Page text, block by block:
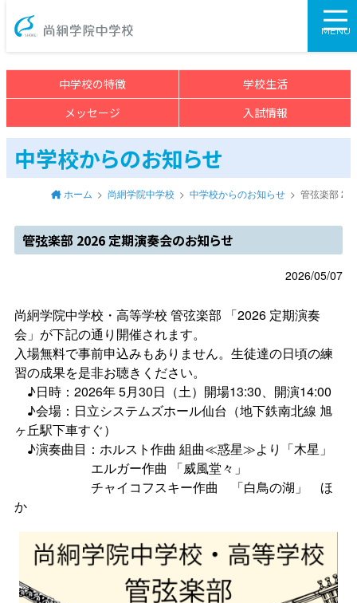
MENU
中学校の特徴
学校生活
メッセージ
入試情報
中学校からのお知らせ
ホーム 尚絅学院中学校 中学校からのお知らせ 管弦楽部
管弦楽部 2026 定期演奏会のお知らせ
2026/05/07
尚絅学院中学校・高等学校 管弦楽部 「2026 定期演奏
会」が下記の通り開催されます。
入場無料で事前申込みもありません。生徒達の日頃の練
習の成果を是非お聴きください。
♪日時：2026年 5月30日（土）開場13:30、開演14:00
♪会場：日立システムズホール仙台（地下鉄南北線 旭
ヶ丘駅下車すぐ）
♪演奏曲目：ホルスト作曲 組曲≪惑星≫より「木星」
エルガー作曲 「威風堂々」
チャイコフスキー作曲 「白鳥の湖」 ほ
か